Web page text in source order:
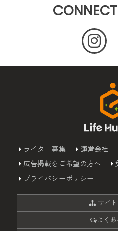
ライター募集 運営会社
広告掲載をご希望の方へ
プライバシーポリシー
サイ
よく